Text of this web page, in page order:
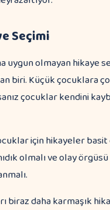
Seçimi
uygun olmayan hikaye
biri. Küçük çocuklara
çocuklar kendini
için hikayeler basit
olmalı ve olay örgüsü
biraz daha karmaşık